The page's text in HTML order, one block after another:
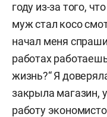
году из-за того,
муж стал косо
начал меня
работах
жизнь?“ Я
закрыла магазин,
работу